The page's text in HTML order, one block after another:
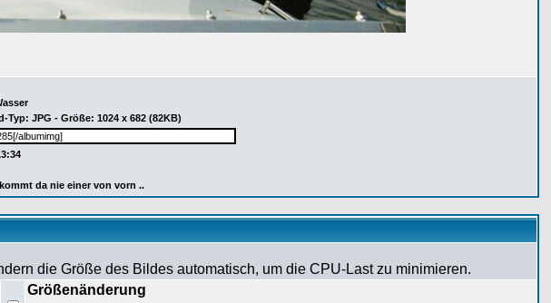
Typ: JPG - Größe: 1024 x 682 (82KB)
da nie einer von vorn ..
die Größe des Bildes automatisch, um die CPU-Last zu minimieren.
Größenänderung